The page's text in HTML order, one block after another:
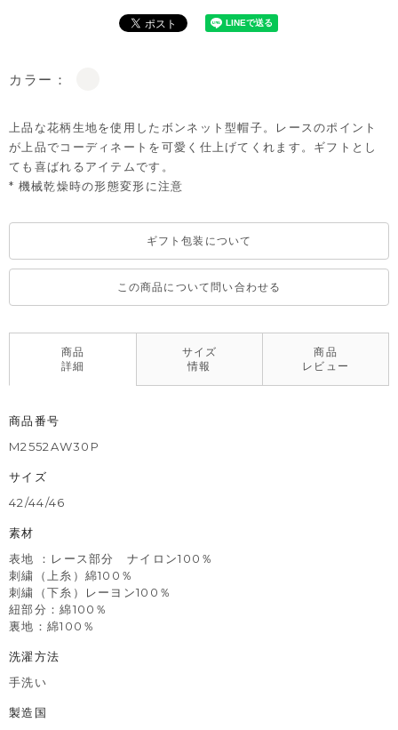
カラー：
上品な花柄生地を使用したボンネット型帽子。レースのポイント
が上品でコーディネートを可愛く仕上げてくれます。ギフトとし
ても喜ばれるアイテムです。
* 機械乾燥時の形態変形に注意
ギフト包装について
この商品について問い合わせる
商品
詳細
サイズ
情報
商品
レビュー
商品番号
M2552AW30P
サイズ
42/44/46
素材
表地 ：レース部分 ナイロン100％
刺繍（上糸）綿100％
刺繍（下糸）レーヨン100％
紐部分：綿100％
裏地：綿100％
洗濯方法
手洗い
製造国